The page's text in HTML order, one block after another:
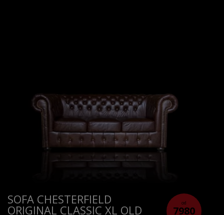
od
7980
SOFA CHESTERFIELD
ORIGINAL CLASSIC XL OLD